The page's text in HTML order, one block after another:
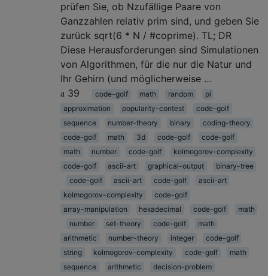
prüfen Sie, ob Nzufällige Paare von
Ganzzahlen relativ prim sind, und geben Sie
zurück sqrt(6 * N / #coprime). TL; DR
Diese Herausforderungen sind Simulationen
von Algorithmen, für die nur die Natur und
Ihr Gehirn (und möglicherweise …
39
code-golf math random
pi
approximation
popularity-contest
code-golf
sequence
number-theory binary
coding-theory
code-golf
math 3d code-golf
code-golf
math
number code-golf
kolmogorov-complexity
code-golf
ascii-art graphical-output
binary-tree
code-golf
ascii-art code-golf
ascii-art
kolmogorov-complexity
code-golf
array-manipulation
hexadecimal code-golf
math
number
set-theory code-golf
math
arithmetic
number-theory integer
code-golf
string
kolmogorov-complexity code-golf
math
sequence
arithmetic
decision-problem